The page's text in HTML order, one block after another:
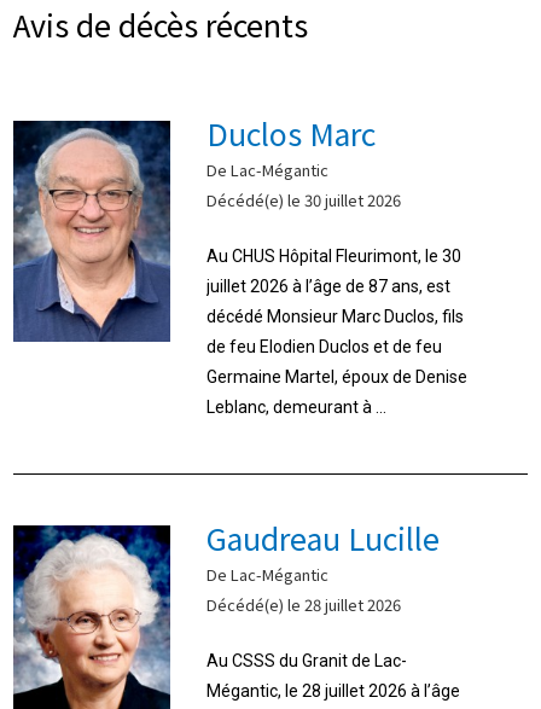
Avis de décès récents
Duclos Marc
De Lac-Mégantic
Décédé(e) le 30 juillet 2026
Au CHUS Hôpital Fleurimont, le 30
juillet 2026 à l’âge de 87 ans, est
décédé Monsieur Marc Duclos, fils
de feu Elodien Duclos et de feu
Germaine Martel, époux de Denise
Leblanc, demeurant à ...
Gaudreau Lucille
De Lac-Mégantic
Décédé(e) le 28 juillet 2026
Au CSSS du Granit de Lac-
Mégantic, le 28 juillet 2026 à l’âge